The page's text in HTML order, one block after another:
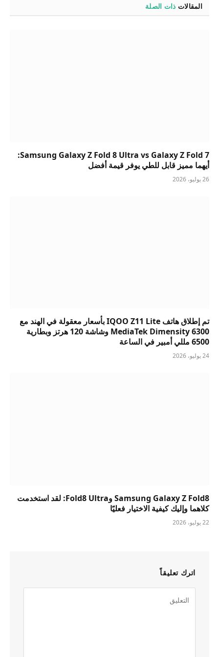
المقالات ذات الصلة
Samsung Galaxy Z Fold 8 Ultra vs Galaxy Z Fold 7:
أيهما مميز قابل للطي يوفر قيمة أفضل
26 يوليو، 2026
تم إطلاق هاتف IQOO Z11 Lite بأسعار معقولة في الهند مع
MediaTek Dimensity 6300 وشاشة 120 هرتز وبطارية
6500 مللي أمبير في الساعة
24 يوليو، 2026
Samsung Galaxy Z Fold8 وFold8 Ultra: لقد استخدمت
كلاهما وإليك كيفية الاختيار فعليًا
22 يوليو، 2026
اترك تعليقاً